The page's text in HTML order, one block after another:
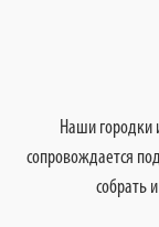
Наши городки
сопровождается
собрать